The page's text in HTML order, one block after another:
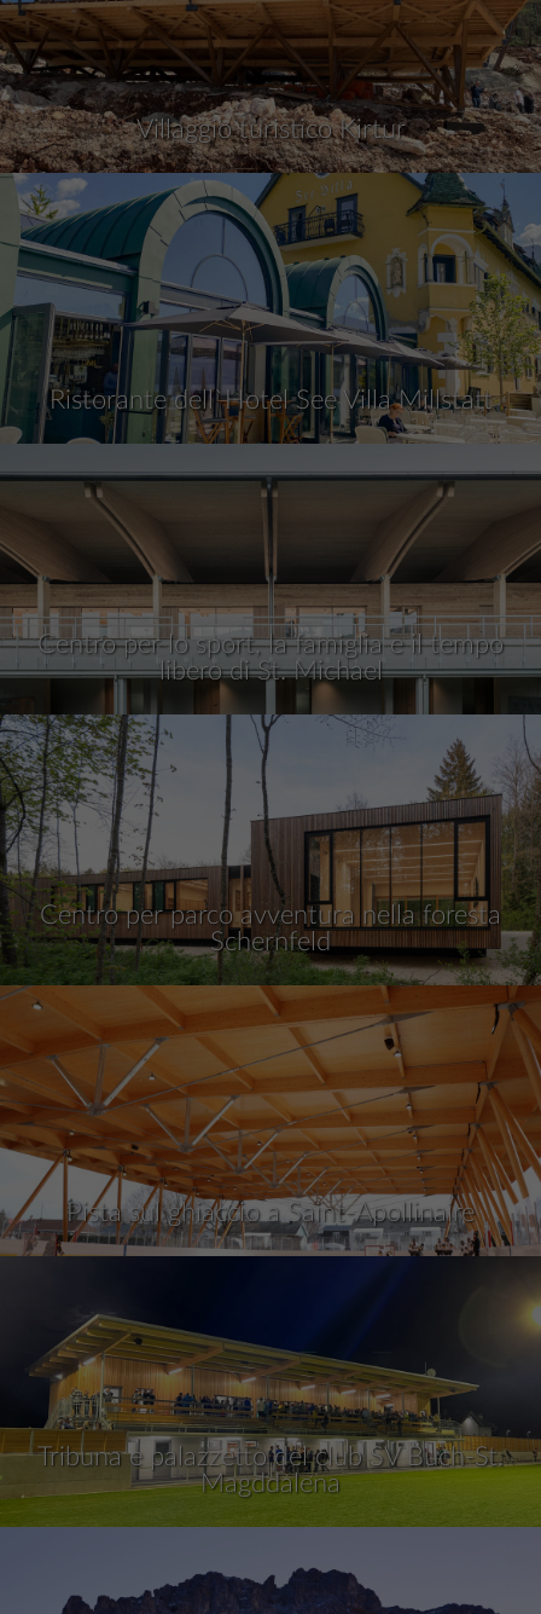
Villaggio turistico Kirtur
Ristorante dell`Hotel See Villa Millstatt
Centro per lo sport, la famiglia e il tempo
libero di St. Michael
Centro per parco avventura nella foresta
Schernfeld
Pista sul ghiaccio a Saint-Apollinaire
Tribuna e palazzetto del club SV Buch-St.
Magddalena